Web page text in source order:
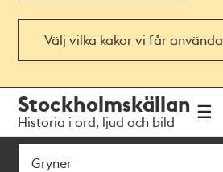
Välj vilka kakor vi får använda
navigationen
huvudinnehållet
Stockholmskällan
Historia i ord, ljud och bild
Sök